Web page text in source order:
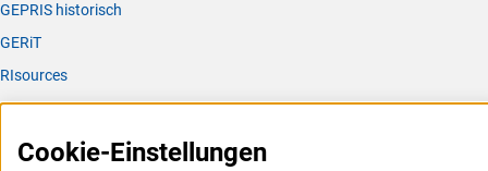
GEPRIS historisch
GERiT
RIsources
Service
Presse
Cookie-Einstellungen